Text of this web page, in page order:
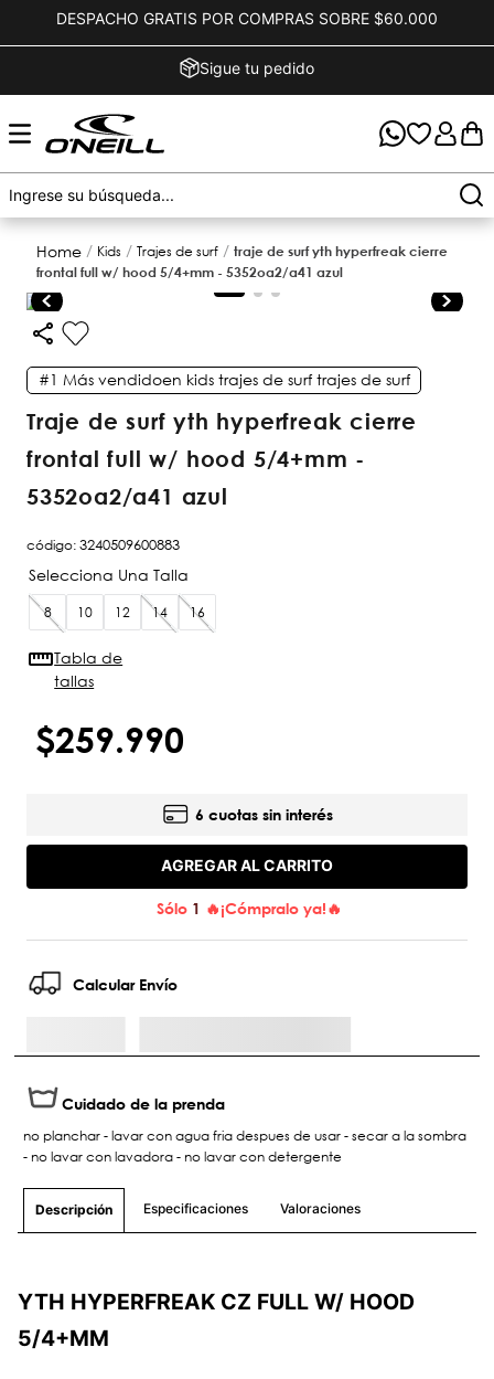
DESPACHO GRATIS POR COMPRAS SOBRE $60.000
Sigue tu pedido
kids trajes de surf
traje de surf yth hyperfreak cierre
frontal full w/ hood 5/4+mm - 5352oa2/a41 azul
#1 Más vendidoen kids trajes de surf trajes de surf
traje de surf yth hyperfreak cierre
frontal full w/ hood 5/4+mm -
5352oa2/a41 azul
código:3240509600883
8 10 12 14 16
Tabla de
tallas
$259.990
6 cuotas sin interés
AGREGAR AL CARRITO
Sólo 1 🔥¡Cómpralo ya!🔥
Calcular Envío
Cuidado de la prenda
no planchar - lavar con agua fria despues de usar - secar a la sombra
- no lavar con lavadora - no lavar con detergente
Descripción Especificaciones Valoraciones
YTH HYPERFREAK CZ FULL W/ HOOD
5/4+MM